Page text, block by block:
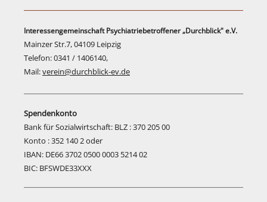
Interessengemeinschaft Psychiatriebetroffener „Durchblick" e.V.
Mainzer Str.7, 04109 Leipzig
Telefon: 0341 / 1406140,
Mail:verein@durchblick-ev.de
Spendenkonto
Bank für Sozialwirtschaft: BLZ : 370 205 00
Konto : 352 140 2 oder
IBAN: DE66 3702 0500 0003 5214 02
BIC: BFSWDE33XXX